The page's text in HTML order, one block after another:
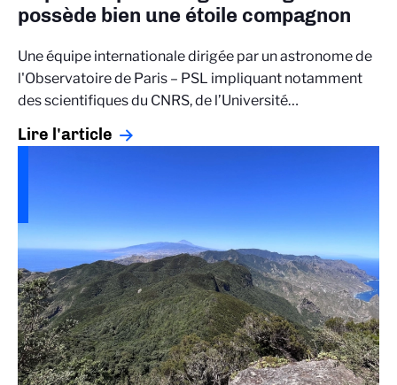
possède bien une étoile compagnon
Une équipe internationale dirigée par un astronome de
l'Observatoire de Paris – PSL impliquant notamment
des scientifiques du CNRS, de l’Université…
Lire l'article